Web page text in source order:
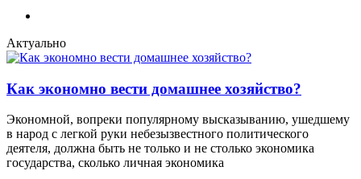
Актуально
Как экономно вести домашнее хозяйство?
Экономной, вопреки популярному высказыванию, ушедшему
в народ с легкой руки небезызвестного политического
деятеля, должна быть не только и не столько экономика
государства, сколько личная экономика